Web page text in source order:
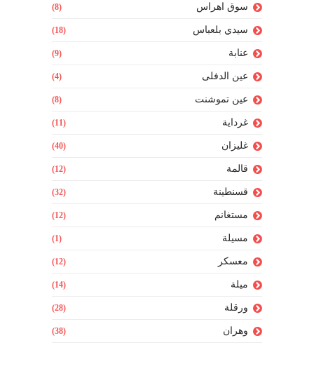
سوق اهراس (8)
سيدي بلعباس (18)
عنابة (9)
عين الدفلى (4)
عين تموشنت (8)
غرداية (11)
غليزان (40)
قالمة (12)
قسنطينة (32)
مستغانم (12)
مسيلة (1)
معسكر (12)
ميلة (14)
ورقلة (28)
وهران (38)